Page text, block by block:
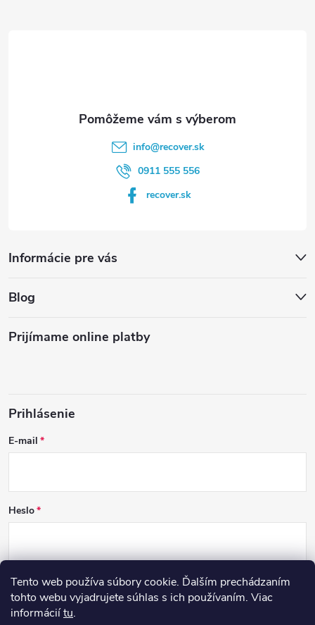
Tento web používa súbory cookie. Ďalším prechádzaním
tohto webu vyjadrujete súhlas s ich používaním. Viac
informáciítu.
info@recover.sk
0911 555 556
recover.sk
Informácie pre vás
Blog
Prijímame online platby
Prihlásenie
E-mail
Heslo
PRIHLÁSIŤ SA